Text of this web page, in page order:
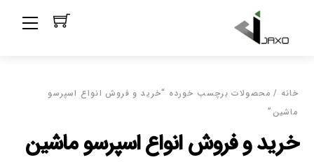
content
خانه / محصولات برچسب خورده “خرید و فروش انواع اسپرسو
ماشین”
خرید و فروش انواع اسپرسو ماشین